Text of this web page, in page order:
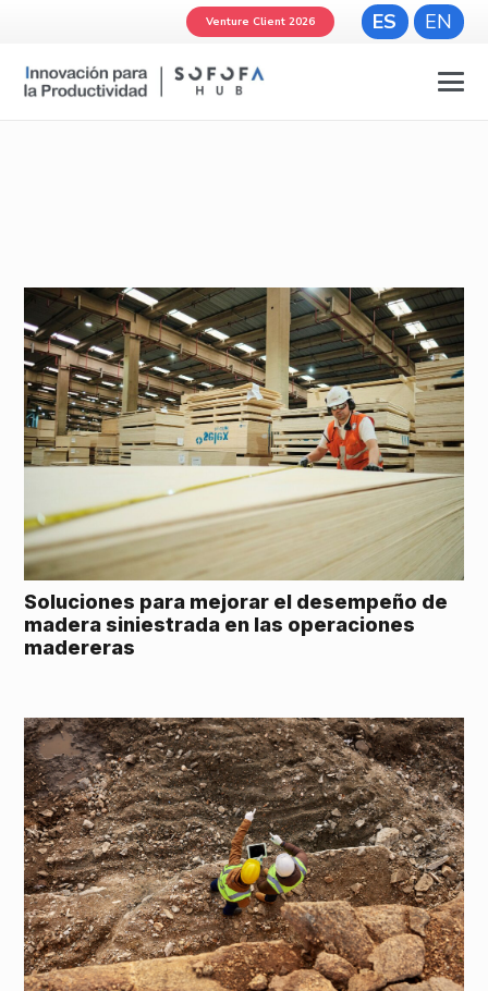
Venture Client 2026 ES EN
Soluciones para mejorar el desempeño de
madera siniestrada en las operaciones
madereras